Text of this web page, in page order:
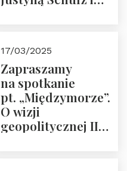
“Rosja-Niemcy…”
17/03/2025
Zapraszamy
na spotkanie
pt. „Międzymorze”.
O wizji
geopolitycznej II